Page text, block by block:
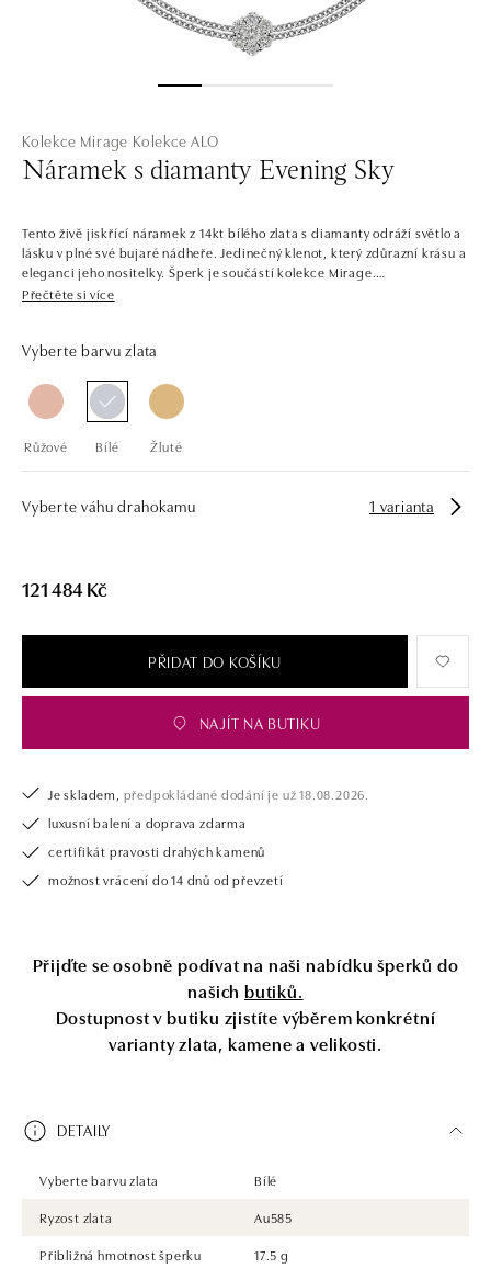
Kolekce Mirage Kolekce ALO
Náramek s diamanty Evening Sky
Tento živě jiskřící náramek z 14kt bílého zlata s diamanty odráží světlo a
lásku v plné své bujaré nádheře. Jedinečný klenot, který zdůrazní krásu a
eleganci jeho nositelky. Šperk je součástí kolekce Mirage.
žlutého, bílého a růžového zlata vás přenesou na rozkvetlou louku.
kousky.
drahých kamenů už téměř 30 let. Každý šperk je tak originál a je také
opatřen certifikátem pravosti a dodán v luxusním balení. Ať už vybíráte
námi pouze šperk, ale také chytrou investici.
Přečtěte si více
Vyberte barvu zlata
Růžové Bílé Žluté
Vyberte váhu drahokamu 1 varianta
121 484 Kč
PŘIDAT DO KOŠÍKU
NAJÍT NA BUTIKU
Je skladem, předpokládané dodání je už 18.08.2026.
luxusní balení a doprava zdarma
certifikát pravosti drahých kamenů
možnost vrácení do 14 dnů od převzetí
Přijďte se osobně podívat na naši nabídku šperků do
našich butiků.
Dostupnost v butiku zjistíte výběrem konkrétní
varianty zlata, kamene a velikosti.
DETAILY
Vyberte barvu zlata
Bílé
Ryzost zlata
Au585
Přibližná hmotnost šperku
17.5 g